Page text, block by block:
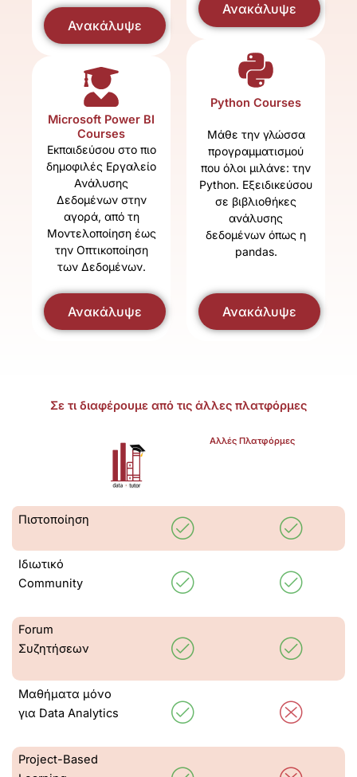
Ανακάλυψε
Microsoft Power BI
Courses
Εκπαιδεύσου στο πιο
δημοφιλές Εργαλείο
Ανάλυσης
Δεδομένων στην
αγορά, από τη
Μοντελοποίηση έως
την Οπτικοποίηση
των Δεδομένων.
Ανακάλυψε
Ανακάλυψε
Python Courses
Μάθε την γλώσσα
προγραμματισμού
που όλοι μιλάνε: την
Python. Εξειδικεύσου
σε βιβλιοθήκες
ανάλυσης
δεδομένων όπως η
pandas.
Ανακάλυψε
Σε τι διαφέρουμε από τις άλλες πλατφόρμες
Αλλές Πλατφόρμες
Πιστοποίηση
Ιδιωτικό
Community
Forum
Συζητήσεων
Μαθήματα μόνο
για Data Analytics
Project-Based